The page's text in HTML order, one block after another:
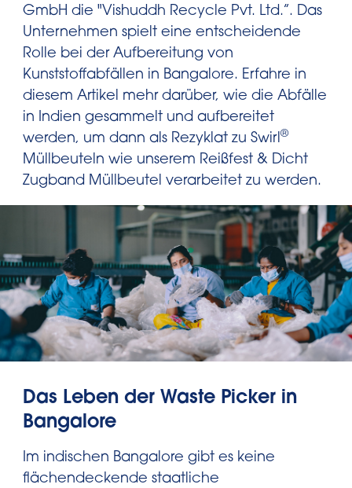
GmbH die "Vishuddh Recycle Pvt. Ltd.”. Das
Unternehmen spielt eine entscheidende
Rolle bei der Aufbereitung von
Kunststoffabfällen in Bangalore. Erfahre in
diesem Artikel mehr darüber, wie die Abfälle
in Indien gesammelt und aufbereitet
werden, um dann als Rezyklat zu Swirl®
Müllbeuteln wie unserem Reißfest & Dicht
Zugband Müllbeutel verarbeitet zu werden.
Das Leben der Waste Picker in
Bangalore
Im indischen Bangalore gibt es keine
flächendeckende staatliche